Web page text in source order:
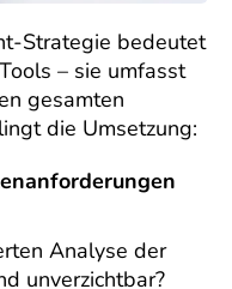
Strategie bedeutet
– sie umfasst
gesamten
die Umsetzung:
Analyse der
unverzichtbar?